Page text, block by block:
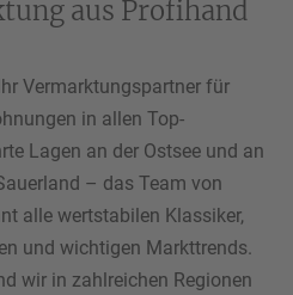
aus Profihand
Vermarktungspartner für
in allen Top-
Lagen an der Ostsee und an
– das Team von
alle wertstabilen Klassiker,
und wichtigen Markttrends.
wir in zahlreichen Regionen